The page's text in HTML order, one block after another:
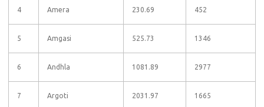
4 Amera 230.69 452
5 Amgasi 525.73 1346
6 Andhla 1081.89 2977
7 Argoti 2031.97 1665